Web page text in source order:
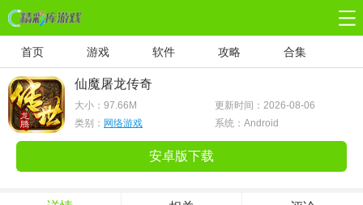
首页 游戏 软件 攻略 合集
仙魔屠龙传奇
大小： 97.66M
更新时间：2026-08-06
类别： 网络游戏 系统：Android
安卓版下载